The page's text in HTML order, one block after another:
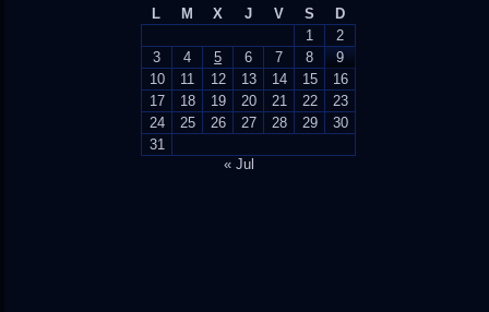
L
M X J V S
D
1
2
3
4 5 6 7 8
9
10
11 12 13 14 15
16
17
18 19 20 21 22
23
24
25 26 27 28 29
30
31
« Jul